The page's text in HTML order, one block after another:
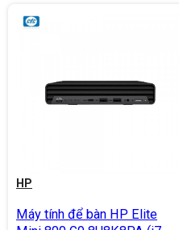
HP
Máy tính để bàn HP Elite